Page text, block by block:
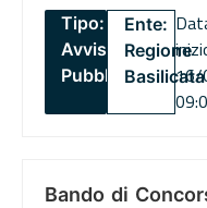
Tipo:
Avviso
Pubblico
Ente:
Regione
Basilicata
16/
Bando di